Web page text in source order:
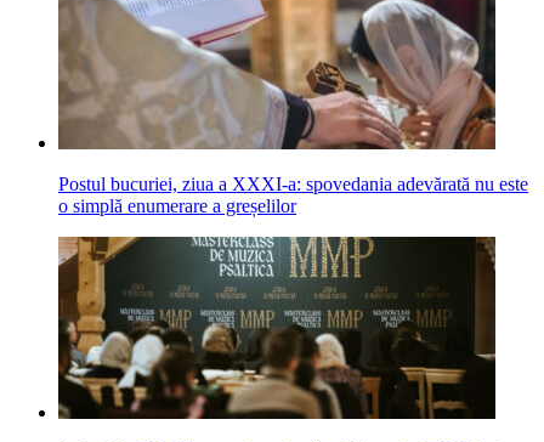
Postul bucuriei, ziua a XXXI-a: spovedania adevărată nu este
o simplă enumerare a greșelilor